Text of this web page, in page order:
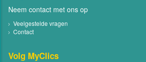
Neem contact met ons op
Veelgestelde vragen
Contact
Volg MyClics